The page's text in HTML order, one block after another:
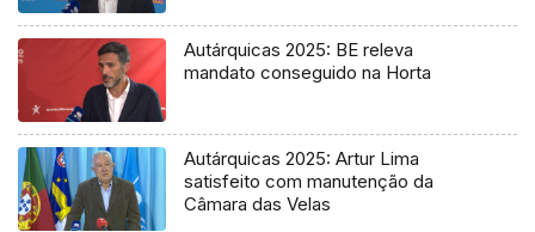
Autárquicas 2025: BE releva
mandato conseguido na Horta
Autárquicas 2025: Artur Lima
satisfeito com manutenção da
Câmara das Velas